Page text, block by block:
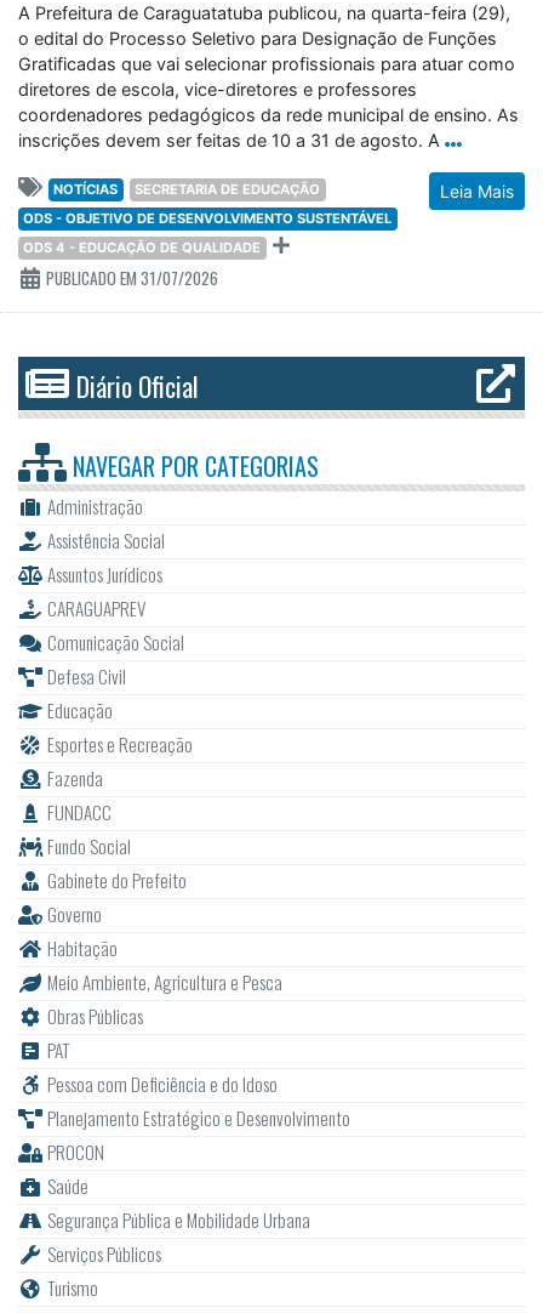
A Prefeitura de Caraguatatuba publicou, na quarta-feira (29),
o edital do Processo Seletivo para Designação de Funções
Gratificadas que vai selecionar profissionais para atuar como
diretores de escola, vice-diretores e professores
coordenadores pedagógicos da rede municipal de ensino. As
inscrições devem ser feitas de 10 a 31 de agosto. A
Leia Mais
NOTÍCIAS
SECRETARIA DE EDUCAÇÃO
ODS - OBJETIVO DE DESENVOLVIMENTO SUSTENTÁVEL
ODS 4 - EDUCAÇÃO DE QUALIDADE
PUBLICADO EM 31/07/2026
Diário Oficial
NAVEGAR POR CATEGORIAS
Administração
Assistência Social
Assuntos Jurídicos
CARAGUAPREV
Comunicação Social
Defesa Civil
Educação
Esportes e Recreação
Fazenda
FUNDACC
Fundo Social
Gabinete do Prefeito
Governo
Habitação
Meio Ambiente, Agricultura e Pesca
Obras Públicas
PAT
Pessoa com Deficiência e do Idoso
Planejamento Estratégico e Desenvolvimento
PROCON
Saúde
Segurança Pública e Mobilidade Urbana
Serviços Públicos
Turismo